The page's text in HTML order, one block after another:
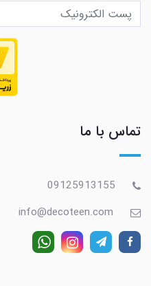
تماس با ما